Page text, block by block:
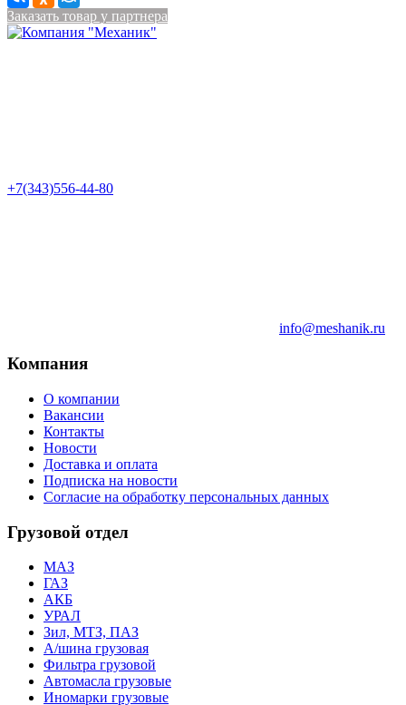
Заказать товар у партнера
+7(343)556-44-80
info@meshanik.ru
Компания
О компании
Вакансии
Контакты
Новости
Доставка и оплата
Подписка на новости
Согласие на обработку персональных данных
Грузовой отдел
МАЗ
ГАЗ
АКБ
УРАЛ
Зил, МТЗ, ПАЗ
А/шина грузовая
Фильтра грузовой
Автомасла грузовые
Иномарки грузовые